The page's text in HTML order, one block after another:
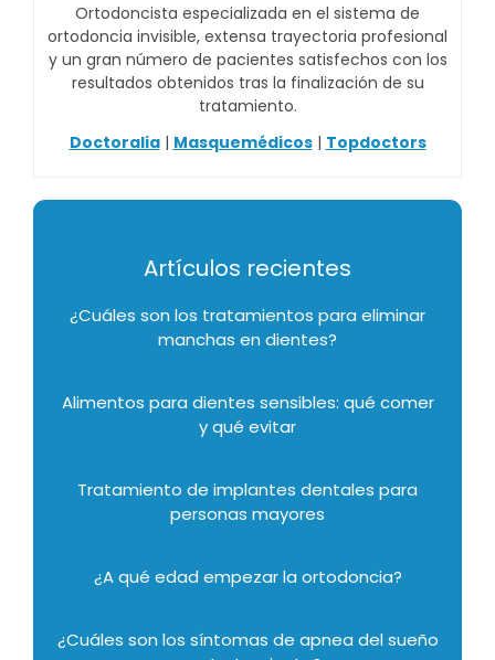
Ortodoncista especializada en el sistema de
ortodoncia invisible, extensa trayectoria profesional
y un gran número de pacientes satisfechos con los
resultados obtenidos tras la finalización de su
tratamiento.
Doctoralia| Masquemédicos| Topdoctors
Artículos recientes
¿Cuáles son los tratamientos para eliminar
manchas en dientes?
Alimentos para dientes sensibles: qué comer
y qué evitar
Tratamiento de implantes dentales para
personas mayores
¿A qué edad empezar la ortodoncia?
¿Cuáles son los síntomas de apnea del sueño